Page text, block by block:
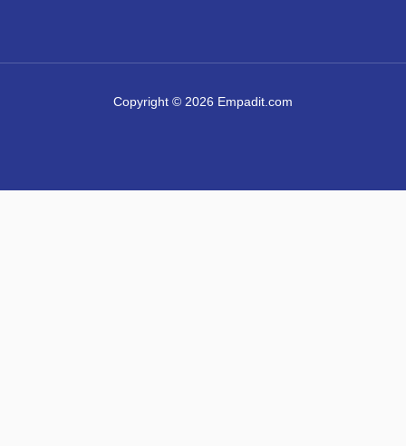
Copyright © 2026 Empadit.com